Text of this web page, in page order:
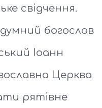
свідчення.
богослов
Іоанн
Церква
рятівне